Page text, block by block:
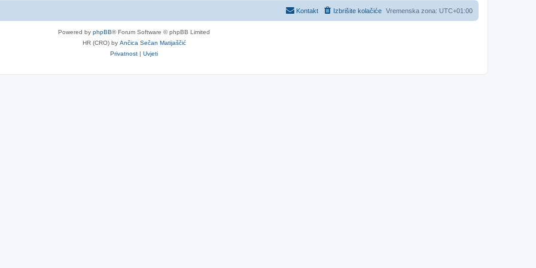
Vremenska zona: UTC+01:00
Izbrišite kolačiće
Kontakt
Powered by phpBB® Forum Software © phpBB Limited
HR (CRO) by Ančica Sečan Matijaščić
Privatnost | Uvjeti